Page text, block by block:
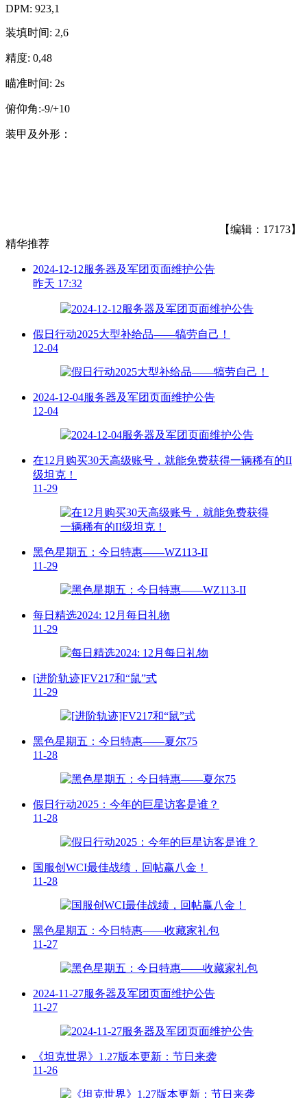
DPM: 923,1
装填时间: 2,6
精度: 0,48
瞄准时间: 2s
俯仰角:-9/+10
装甲及外形：
【编辑：17173】
精华推荐
2024-12-12服务器及军团页面维护公告
昨天 17:32
假日行动2025大型补给品——犒劳自己！
12-04
2024-12-04服务器及军团页面维护公告
12-04
在12月购买30天高级账号，就能免费获得一辆稀有的II
级坦克！
11-29
黑色星期五：今日特惠——WZ113-II
11-29
每日精选2024: 12月每日礼物
11-29
[进阶轨迹]FV217和“鼠”式
11-29
黑色星期五：今日特惠——夏尔75
11-28
假日行动2025：今年的巨星访客是谁？
11-28
国服创WCI最佳战绩，回帖赢八金！
11-28
黑色星期五：今日特惠——收藏家礼包
11-27
2024-11-27服务器及军团页面维护公告
11-27
《坦克世界》1.27版本更新：节日来袭
11-26